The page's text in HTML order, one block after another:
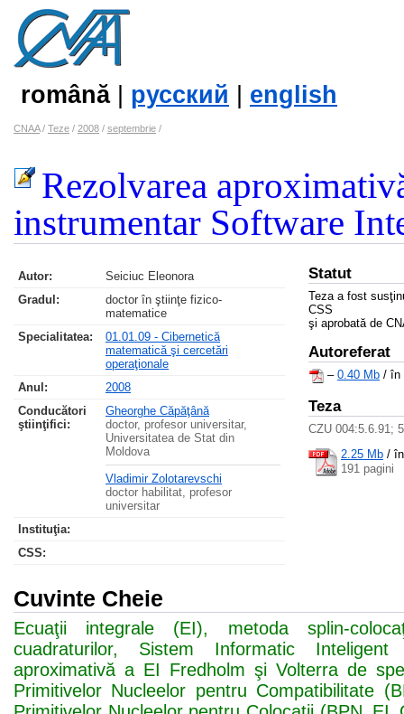
română| русский english
CNAA/ Teze / 2008 / septembrie /
Rezolvarea
instrumentar Software
Autor:
Seiciuc Eleonora
Gradul:
doctor în ştiinţe fizico-
matematice
Specialitatea:
01.01.09 - Cibernetică
matematică şi cercetări
operaţionale
Anul:
2008
Conducători
ştiinţifici:
Gheorghe Căpăţână
doctor, profesor universitar,
Universitatea de Stat din
Moldova
Vladimir Zolotarevschi
doctor habilitat, profesor
universitar
Instituţia:
CSS:
Statut
Teza a fost
CSS
şi aprobată de
Autoreferat
– 0.40 Mb / în
Teza
CZU 004:5.6.91;
2.25 Mb /
191 pagini
Cuvinte Cheie
Ecuaţii integrale (EI), metoda splin-
cuadraturilor, Sistem Informatic
aproximativă a EI Fredholm şi Volterra de
Primitivelor Nucleelor pentru Compatibilitate